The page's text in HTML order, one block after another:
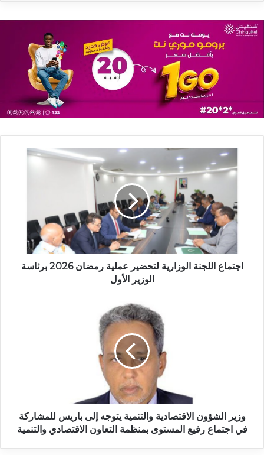
اجتماع اللجنة الوزارية لتحضير عملية رمضان 2026 برئاسة
الوزير الأول
وزير الشؤون الاقتصادية والتنمية يتوجه إلى باريس للمشاركة
في اجتماع رفيع المستوى بمنظمة التعاون الاقتصادي والتنمية